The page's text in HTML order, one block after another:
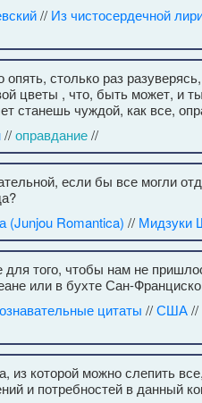
// Из чистосердечной
столько раз
цветы , что, быть может, и
станешь чуждой, как все,
//оправдание//
если бы все могли
(Junjou Romantica) // Мидзуки
того, чтобы нам не
или в бухте Сан-
цитаты //США//
которой можно слепить
и потребностей в данный